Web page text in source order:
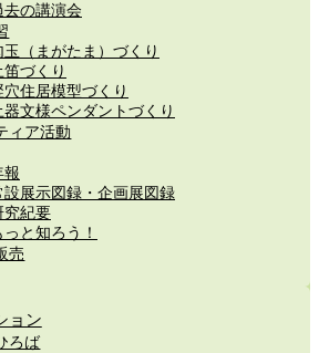
去の講演会
玉（まがたま）づくり
笛づくり
穴住居模型づくり
器文様ペンダントづくり
ィア活動
報
設展示図録・企画展図録
究紀要
っと知ろう！
売
ョン
ろば